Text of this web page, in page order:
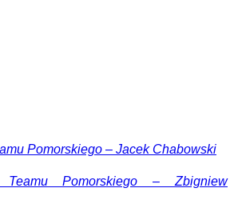
Pomorskiego – Jacek Chabowski
Teamu Pomorskiego – Zbigniew